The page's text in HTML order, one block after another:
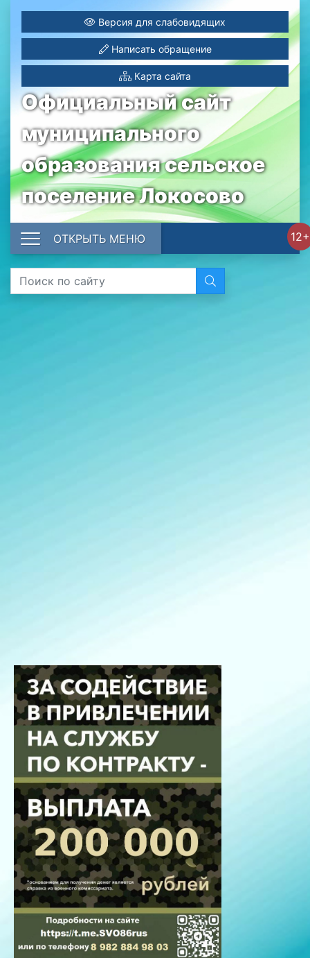
Официальный сайт
муниципального
образования сельское
поселение Локосово
Версия для слабовидящих
Написать обращение
Карта сайта
12+
ОТКРЫТЬ МЕНЮ